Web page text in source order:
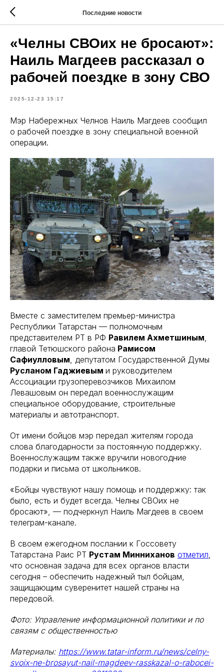
Последние новости
«Челны СВОих не бросают»:
Наиль Магдеев рассказал о
рабочей поездке в зону СВО
2025-12-23 15:17
Мэр Набережных Челнов Наиль Магдеев сообщил
о рабочей поездке в зону специальной военной
операции.
Вместе с заместителем премьер-министра
Республики Татарстан — полномочным
представителем РТ в РФ Равилем Ахметшиным,
главой Тетюшского района Рамисом
Сафиулловым, депутатом Государственной Думы
Русланом Гаджиевым и руководителем
Ассоциации грузоперевозчиков Михаилом
Левашовым он передал военнослужащим
специальное оборудование, строительные
материалы и автотранспорт.
От имени бойцов мэр передал жителям города
слова благодарности за постоянную поддержку.
Военнослужащим также вручили новогодние
подарки и письма от школьников.
«Бойцы чувствуют нашу помощь и поддержку: так
было, есть и будет всегда. Челны СВОих не
бросают», — подчеркнул Наиль Магдеев в своем
телеграм-канале.
В своем ежегодном послании к Госсовету
Татарстана Раис РТ Рустам Минниханов отметил,
что основная задача для всех органов власти
сегодня – обеспечить надежный тыл бойцам,
защищающим суверенитет нашей страны на
передовой.
Фото: Управление информационной политики и по
связям с общественностью
Материалы: https://www.tatar-inform.ru/news/celny-
svoix-ne-brosayut-nail-magdeev-rasskazal-o-rabocei-